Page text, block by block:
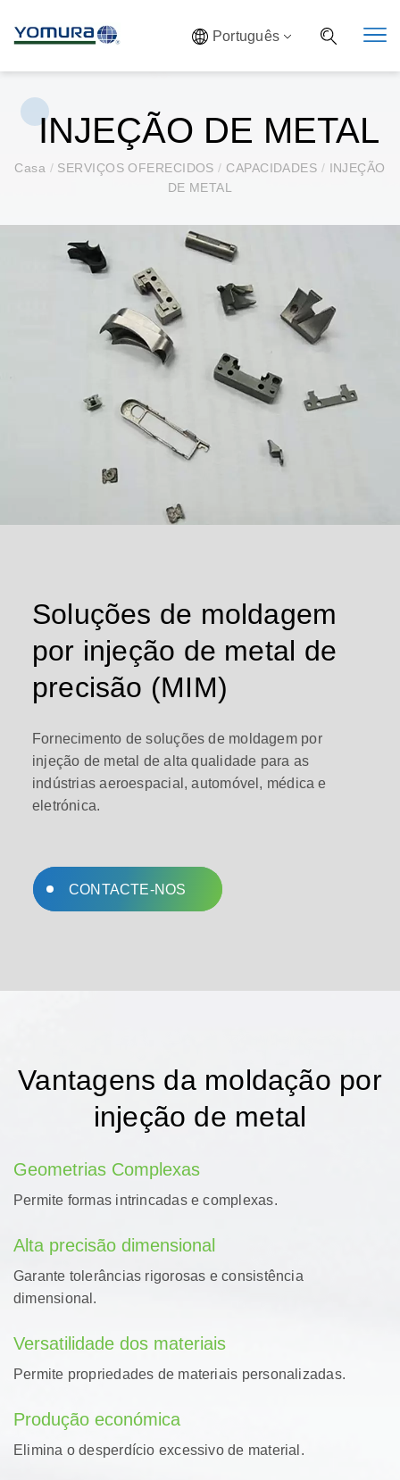
Português
INJEÇÃO DE METAL
Casa /SERVIÇOS OFERECIDOS/ CAPACIDADES / INJEÇÃO
DE METAL
Soluções de moldagem
por injeção de metal de
precisão (MIM)
Fornecimento de soluções de moldagem por
injeção de metal de alta qualidade para as
indústrias aeroespacial, automóvel, médica e
eletrónica.
CONTACTE-NOS
Vantagens da moldação por
injeção de metal
Geometrias Complexas
Permite formas intrincadas e complexas.
Alta precisão dimensional
Garante tolerâncias rigorosas e consistência
dimensional.
Versatilidade dos materiais
Permite propriedades de materiais personalizadas.
Produção económica
Elimina o desperdício excessivo de material.